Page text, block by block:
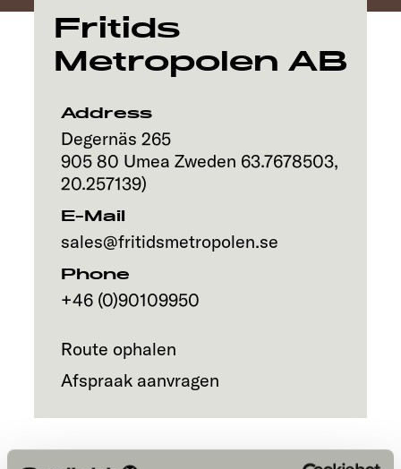
Ontdek
Fritids
Metropolen AB
Address
Degernäs 265
905 80 Umea Zweden 63.7678503,
20.257139)
E-Mail
sales@fritidsmetropolen.se
Phone
+46 (0)90109950
Route ophalen
Afspraak aanvragen